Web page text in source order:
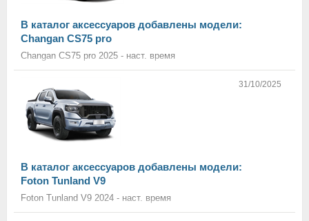
В каталог аксессуаров добавлены модели:
Changan CS75 pro
Changan CS75 pro 2025 - наст. время
31/10/2025
В каталог аксессуаров добавлены модели:
Foton Tunland V9
Foton Tunland V9 2024 - наст. время